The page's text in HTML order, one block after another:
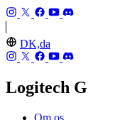
DK,da
Logitech G